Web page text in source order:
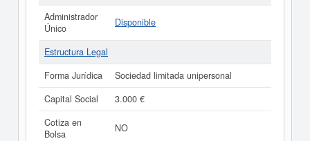
Administrador
Único
Disponible
Estructura Legal
Forma Jurídica
Sociedad limitada unipersonal
Capital Social
3.000 €
Cotiza en
Bolsa
NO